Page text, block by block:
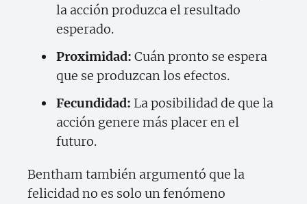
la acción produzca el resultado
esperado.
Proximidad: Cuán pronto se espera
que se produzcan los efectos.
Fecundidad: La posibilidad de que la
acción genere más placer en el
futuro.
Bentham también argumentó que la
felicidad no es solo un fenómeno